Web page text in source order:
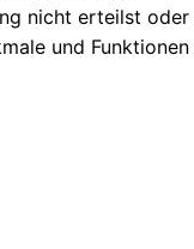
nicht erteilst oder
und Funktionen